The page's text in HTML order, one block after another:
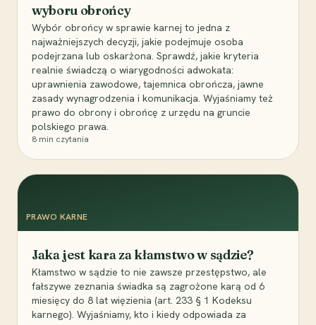
wyboru obrońcy
Wybór obrońcy w sprawie karnej to jedna z
najważniejszych decyzji, jakie podejmuje osoba
podejrzana lub oskarżona. Sprawdź, jakie kryteria
realnie świadczą o wiarygodności adwokata:
uprawnienia zawodowe, tajemnica obrończa, jawne
zasady wynagrodzenia i komunikacja. Wyjaśniamy też
prawo do obrony i obrońcę z urzędu na gruncie
polskiego prawa.
8 min czytania
PRAWO KARNE
Jaka jest kara za kłamstwo w sądzie?
Kłamstwo w sądzie to nie zawsze przestępstwo, ale
fałszywe zeznania świadka są zagrożone karą od 6
miesięcy do 8 lat więzienia (art. 233 § 1 Kodeksu
karnego). Wyjaśniamy, kto i kiedy odpowiada za